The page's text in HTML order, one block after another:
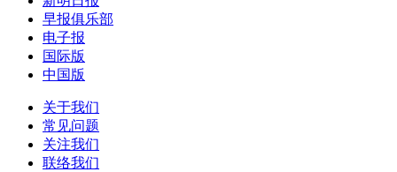
早报俱乐部
电子报
国际版
中国版
关于我们
常见问题
关注我们
联络我们